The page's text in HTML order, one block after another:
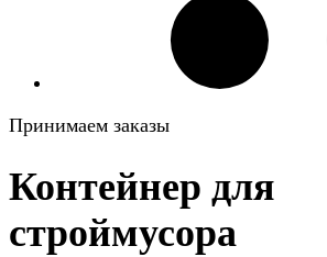
Принимаем заказы
Контейнер для
строймусора